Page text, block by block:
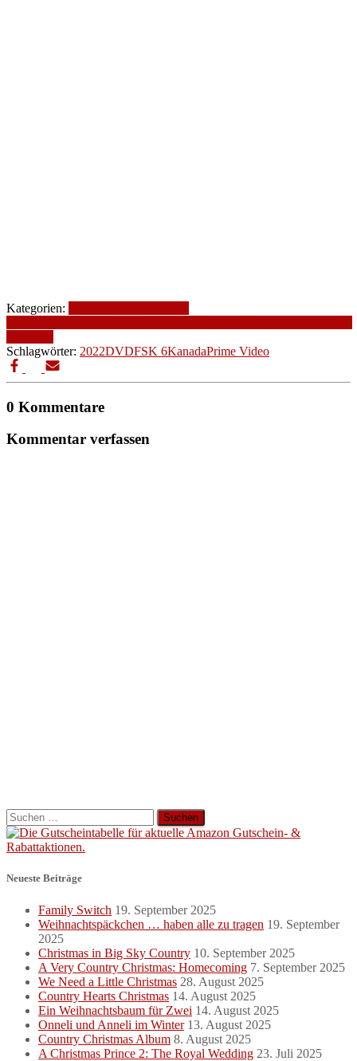
Kategorien:
Schlagwörter: 2022DVDFSK 6KanadaPrime Video
0 Kommentare
Kommentar verfassen
Suchen
nach:
Neueste Beiträge
Family Switch 19. September 2025
Weihnachtspäckchen … haben alle zu tragen 19. September
2025
Christmas in Big Sky Country 10. September 2025
A Very Country Christmas: Homecoming 7. September 2025
We Need a Little Christmas 28. August 2025
Country Hearts Christmas 14. August 2025
Ein Weihnachtsbaum für Zwei 14. August 2025
Onneli und Anneli im Winter 13. August 2025
Country Christmas Album 8. August 2025
A Christmas Prince 2: The Royal Wedding 23. Juli 2025